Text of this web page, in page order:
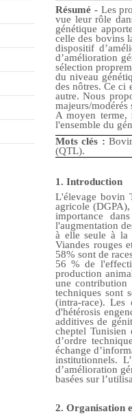
Résumé - Les
vue leur rôle
génétique
celle des bovins
dispositif
d’amélioration
sélection
du niveau
des nôtres. Ce ci
autre. Nous
majeurs/
A moyen terme,
l'ensemble du
Mots clés :
(QTL).
1. Introduction
L'élevage bovin
agricole
importance
l'augmentation
à elle seule à la
Viandes rouges
58% sont de
56 % de
production
une contribution
techniques sont
(intra-race). Les
d'hétérosis
additives de
cheptel Tunisien
d’ordre
échange
institutionnels.
d’amélioration
basées sur
2. Organisation